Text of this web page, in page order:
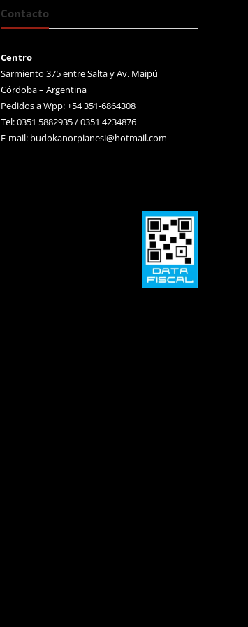
Contacto
Centro
Sarmiento 375 entre Salta y Av. Maipú
Córdoba – Argentina
Pedidos a Wpp: +54 351-6864308
Tel: 0351 5882935 / 0351 4234876
E-mail: budokanorpianesi@hotmail.com